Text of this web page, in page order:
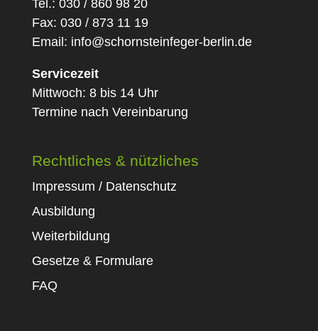
Tel.: 030 / 860 98 20
Fax: 030 / 873 11 19
Email: info@schornsteinfeger-berlin.de
Servicezeit
Mittwoch: 8 bis 14 Uhr
Termine nach Vereinbarung
Rechtliches & nützliches
Impressum / Datenschutz
Ausbildung
Weiterbildung
Gesetze & Formulare
FAQ